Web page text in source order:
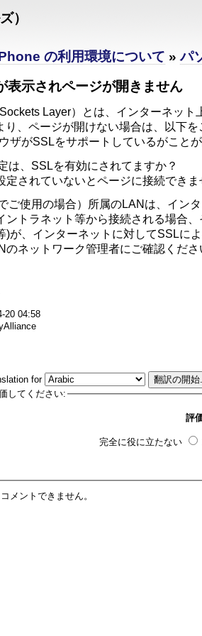
）
の利用環境について »パ
表示されページが開きません
Layer）とは、インターネット
り、ページが開けない場合は、以下を
ザがSSLをサポートしているがこと
は、SSLを有効にされてますか？
されていないとページに接続できま
ご使用の場合）所属のLANは、イン
トラネット等から接続される場合
)が、インターネットに対してSSL
のネットワーク管理者にご確認くださ
20 04:58
for
してください:
評
完全に役に立たない
メントできません。